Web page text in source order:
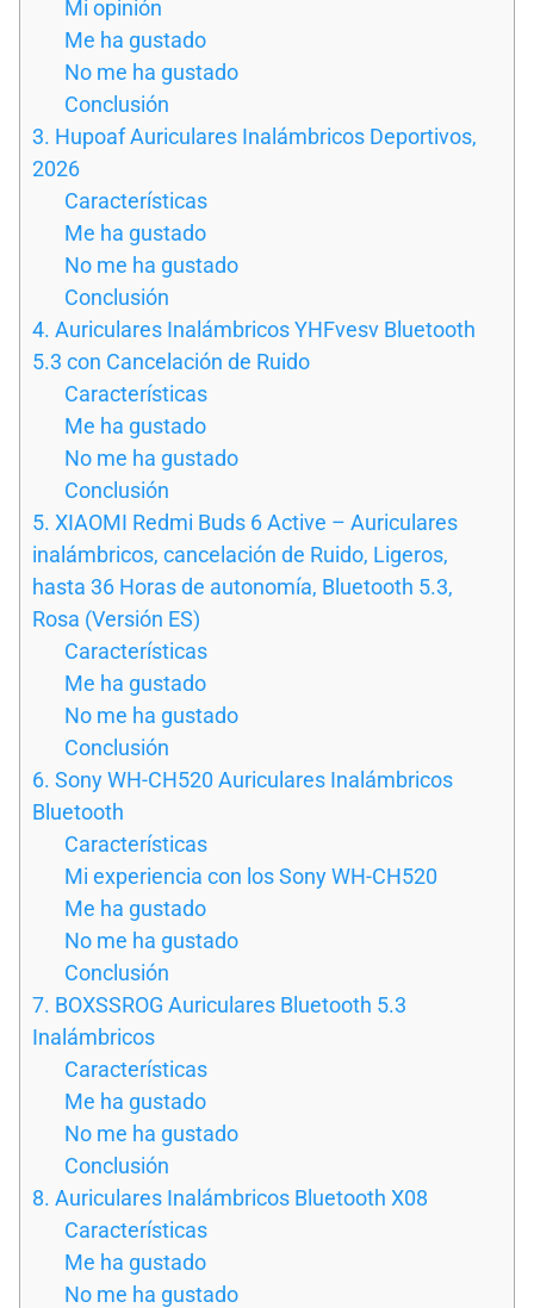
Mi opinión
Me ha gustado
No me ha gustado
Conclusión
3. Hupoaf Auriculares Inalámbricos Deportivos,
2026
Características
Me ha gustado
No me ha gustado
Conclusión
4. Auriculares Inalámbricos YHFvesv Bluetooth
5.3 con Cancelación de Ruido
Características
Me ha gustado
No me ha gustado
Conclusión
5. XIAOMI Redmi Buds 6 Active – Auriculares
inalámbricos, cancelación de Ruido, Ligeros,
hasta 36 Horas de autonomía, Bluetooth 5.3,
Rosa (Versión ES)
Características
Me ha gustado
No me ha gustado
Conclusión
6. Sony WH-CH520 Auriculares Inalámbricos
Bluetooth
Características
Mi experiencia con los Sony WH-CH520
Me ha gustado
No me ha gustado
Conclusión
7. BOXSSROG Auriculares Bluetooth 5.3
Inalámbricos
Características
Me ha gustado
No me ha gustado
Conclusión
8. Auriculares Inalámbricos Bluetooth X08
Características
Me ha gustado
No me ha gustado